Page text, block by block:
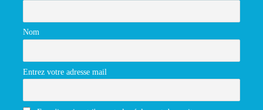
Nom
Entrez votre adresse mail